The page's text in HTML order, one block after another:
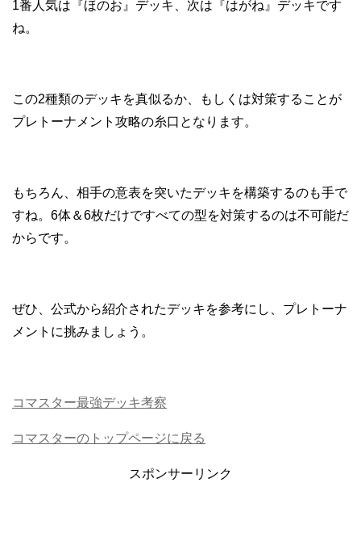
1番人気は『ほのお』デッキ、次は『はがね』デッキです
ね。
この2種類のデッキを真似るか、もしくは対策することが
プレトーナメント攻略の糸口となります。
もちろん、相手の意表を突いたデッキを構築するのも手で
すね。6体＆6枚だけですべての型を対策するのは不可能だ
からです。
ぜひ、公式から紹介されたデッキを参考にし、プレトーナ
メントに挑みましょう。
コマスター最強デッキ考察
コマスターのトップページに戻る
スポンサーリンク